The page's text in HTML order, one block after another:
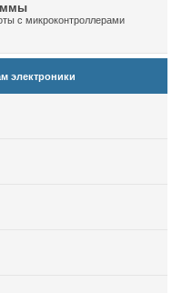
с микроконтроллерами
электроники